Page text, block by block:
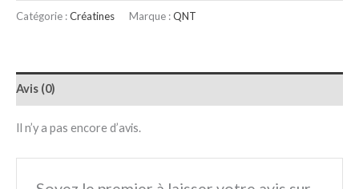
Catégorie :Créatines Marque :QNT
Avis (0)
Il n’y a pas encore d’avis.